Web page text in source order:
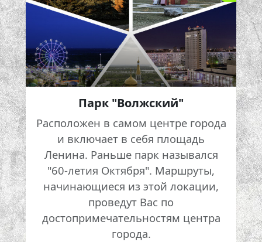
Парк "Волжский"
Расположен в самом центре города
и включает в себя площадь
Ленина. Раньше парк назывался
"60-летия Октября". Маршруты,
начинающиеся из этой локации,
проведут Вас по
достопримечательностям центра
города.